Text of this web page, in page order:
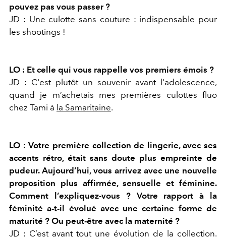
pouvez pas vous passer ?
JD : Une culotte sans couture : indispensable pour
les shootings !
LO : Et celle qui vous rappelle vos premiers émois ?
JD : C'est plutôt un souvenir avant l'adolescence,
quand je m’achetais mes premières culottes fluo
chez Tami à la Samaritaine.
LO : Votre première collection de lingerie, avec ses
accents rétro, était sans doute plus empreinte de
pudeur. Aujourd’hui, vous arrivez avec une nouvelle
proposition plus affirmée, sensuelle et féminine.
Comment l’expliquez-vous ? Votre rapport à la
féminité a-t-il évolué avec une certaine forme de
maturité ? Ou peut-être avec la maternité ?
JD : C’est avant tout une évolution de la collection.